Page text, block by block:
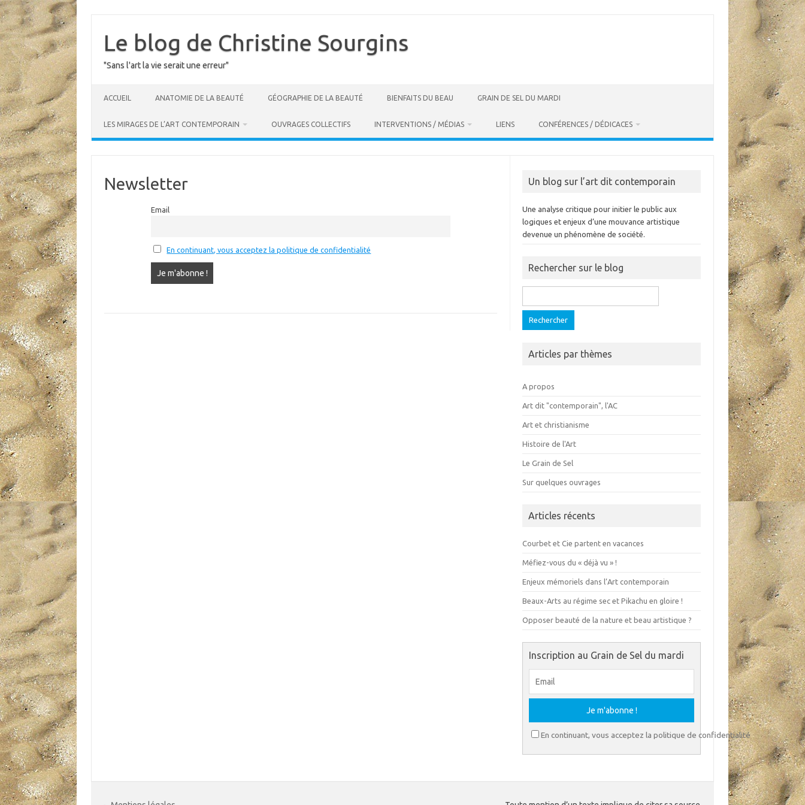
contentLe blog de Christine Sourgins
"Sans l'art la vie serait une erreur"
ACCUEIL ANATOMIE DE LA BEAUTÉ GÉOGRAPHIE DE LA BEAUTÉ BIENFAITS DU BEAU GRAIN DE SEL DU MARDI
LES MIRAGES DE L’ART CONTEMPORAIN OUVRAGES COLLECTIFS INTERVENTIONS / MÉDIAS LIENS CONFÉRENCES / DÉDICACES
Newsletter
Email
En continuant, vous acceptez la politique de confidentialité
Un blog sur l’art dit contemporain
Une analyse critique pour initier le public aux
logiques et enjeux d’une mouvance artistique
devenue un phénomène de société.
Rechercher sur le blog
Articles par thèmes
A propos
Art dit "contemporain", l'AC
Art et christianisme
Histoire de l'Art
Le Grain de Sel
Sur quelques ouvrages
Articles récents
Courbet et Cie partent en vacances
Méfiez-vous du « déjà vu » !
Enjeux mémoriels dans l’Art contemporain
Beaux-Arts au régime sec et Pikachu en gloire !
Opposer beauté de la nature et beau artistique ?
Inscription au Grain de Sel du mardi
En continuant, vous acceptez la politique de confidentialité